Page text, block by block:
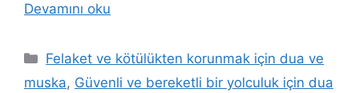
Devamını oku
Felaket ve kötülükten korunmak için dua ve
muska, Güvenli ve bereketli bir yolculuk için dua